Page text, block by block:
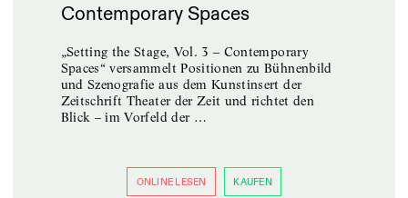
Contemporary Spaces
„Setting the Stage, Vol. 3 – Contemporary
Spaces“ versammelt Positionen zu Bühnenbild
und Szenografie aus dem Kunstinsert der
Zeitschrift Theater der Zeit und richtet den
Blick – im Vorfeld der …
ONLINE LESEN KAUFEN